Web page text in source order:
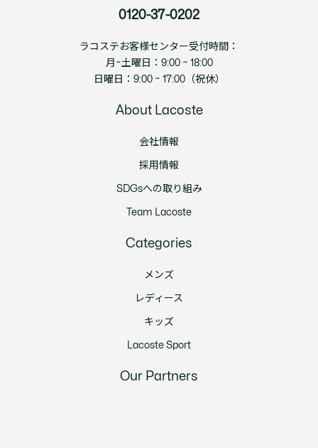
0120-37-0202
ラコステお客様センター受付時間：
月~土曜日：9:00 ~ 18:00
日曜日：9:00 ~ 17:00（祝休）
About Lacoste
会社情報
採用情報
SDGsへの取り組み
Team Lacoste
Categories
メンズ
レディース
キッズ
Lacoste Sport
Our Partners